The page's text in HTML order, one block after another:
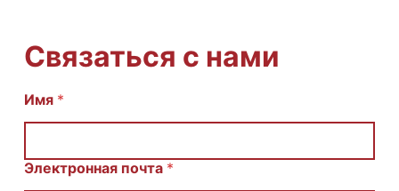
Связаться с нами
Имя *
E
lЭлектронная почта *